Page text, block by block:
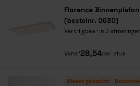
Florence
(bestelnr. 0630)
Verkrijgbaar in 3
Vanaf28,54per stuk
Meest gekocht!